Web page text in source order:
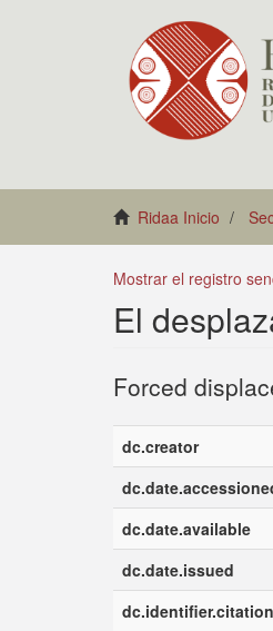
Ridaa Inicio
Mostrar el registro
El
Forced
dc.creator
dc.date.available
dc.date.issued
dc.identifier.citation